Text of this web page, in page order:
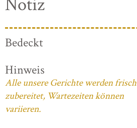
Notiz
Bedeckt
Hinweis
Alle unsere Gerichte werden frisch
zubereitet, Wartezeiten können
variieren.